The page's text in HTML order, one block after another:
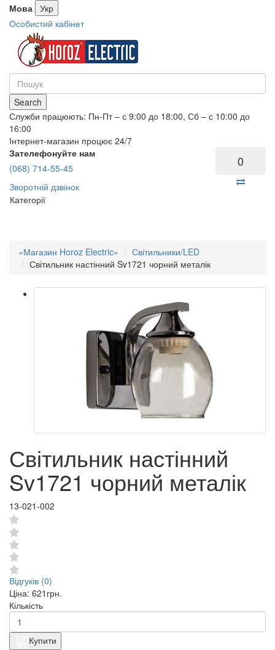
Мова Укр
Особистий кабінет
Search
Служби працюють: Пн-Пт – с 9:00 до 18:00, Сб – с 10:00 до
16:00
Інтернет-магазин процює 24/7
Зателефонуйте нам
(068) 714-55-45
Зворотній дзвінок
0
Категорії
«Магазин Horoz Electric»
Світильники/LED
Світильник настінний Sv1721 чорний металік
Світильник настінний
Sv1721 чорний металік
13-021-002
Відгуків (0)
Ціна: 621грн.
Кількість
Купити